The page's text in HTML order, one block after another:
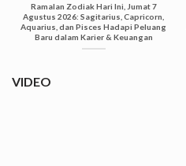
Ramalan Zodiak Hari Ini, Jumat 7
Agustus 2026: Sagitarius, Capricorn,
Aquarius, dan Pisces Hadapi Peluang
Baru dalam Karier & Keuangan
VIDEO